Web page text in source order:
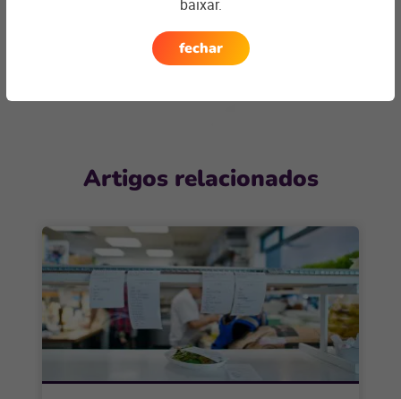
encontrar asolução ideal
Entre em contato
Artigos relacionados
baixar.
fechar